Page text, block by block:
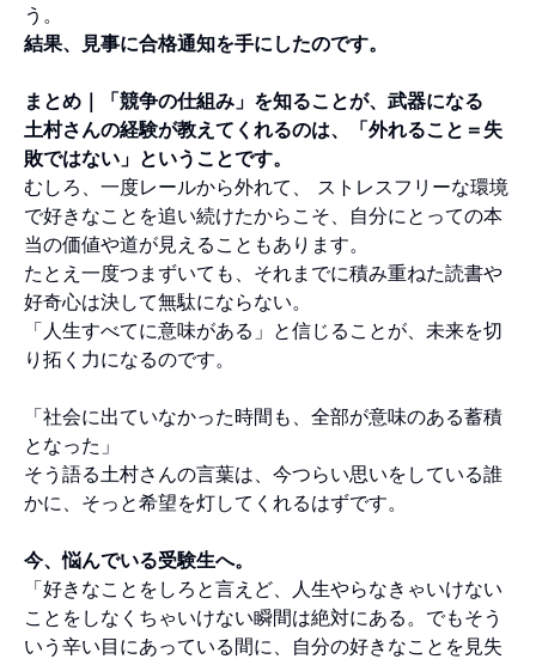
う。
結果、見事に合格通知を手にしたのです。
まとめ｜「競争の仕組み」を知ることが、武器になる
土村さんの経験が教えてくれるのは、「外れること＝失
敗ではない」ということです。
むしろ、一度レールから外れて、 ストレスフリーな環境
で好きなことを追い続けたからこそ、自分にとっての本
当の価値や道が見えることもあります。
たとえ一度つまずいても、それまでに積み重ねた読書や
好奇心は決して無駄にならない。
「人生すべてに意味がある」と信じることが、未来を切
り拓く力になるのです。
「社会に出ていなかった時間も、全部が意味のある蓄積
となった」
そう語る土村さんの言葉は、今つらい思いをしている誰
かに、そっと希望を灯してくれるはずです。
今、悩んでいる受験生へ。
「好きなことをしろと言えど、人生やらなきゃいけない
ことをしなくちゃいけない瞬間は絶対にある。でもそう
いう辛い目にあっている間に、自分の好きなことを見失